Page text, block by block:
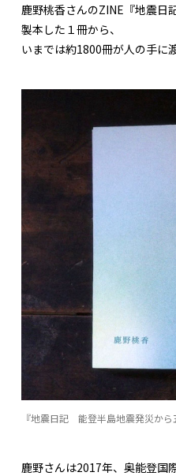
鹿野桃香さんのZINE『地震日
製本した１冊から、
いまでは約1800冊が人の手に
『地震日記 能登半島地震発災から
鹿野さんは2017年、奥能登国